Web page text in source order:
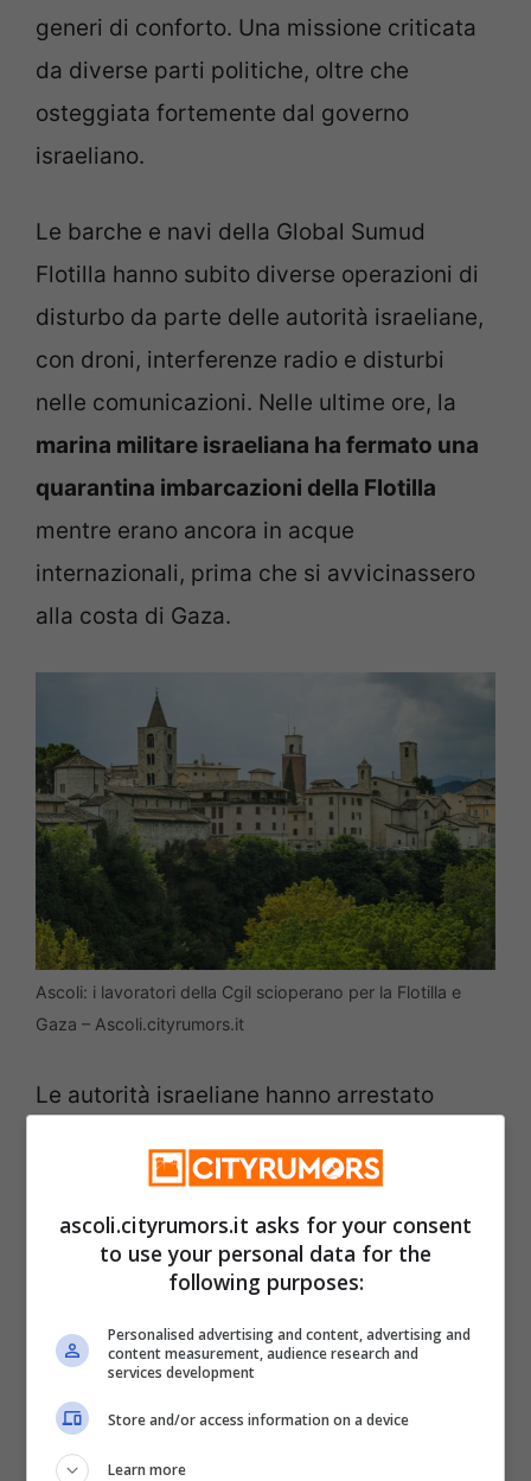
generi di conforto. Una missione criticata
da diverse parti politiche, oltre che
osteggiata fortemente dal governo
israeliano.
Le barche e navi della Global Sumud
Flotilla hanno subito diverse operazioni di
disturbo da parte delle autorità israeliane,
con droni, interferenze radio e disturbi
nelle comunicazioni. Nelle ultime ore, la
marina militare israeliana ha fermato una
quarantina imbarcazioni della Flotilla
mentre erano ancora in acque
internazionali, prima che si avvicinassero
alla costa di Gaza.
Ascoli: i lavoratori della Cgil scioperano per la Flotilla e
Gaza – Ascoli.cityrumors.it
Le autorità israeliane hanno arrestato
inclusi gli esponenti politici Benedetta
Scuderi (Avs) e Marco Croatti (M5S).
Obiettivo del governo israeliano è
In vista del blocco navale di Israele e del
mancato sostegno da parte del governo
italiano, laCgil e Usb hanno indetto per
ascoli.cityrumors.it asks for your consent
to use your personal data for the
following purposes:
Personalised advertising and content, advertising and
content measurement, audience research and
services development
Store and/or access information on a device
Learn more